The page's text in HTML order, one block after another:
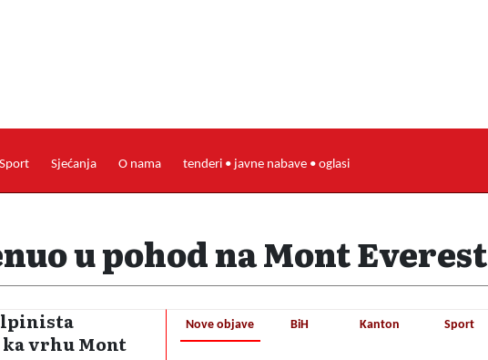
Sport Sjećanja O nama tenderi • javne nabave • oglasi
u pohod na Mont Everest
vrhu Mont
Nove objave BiH Kanton Sport